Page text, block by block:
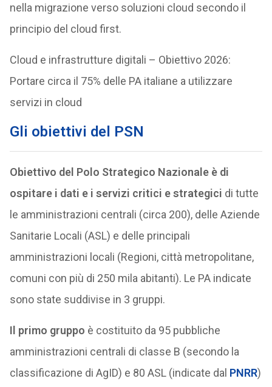
nella migrazione verso soluzioni cloud secondo il
principio del cloud first.
Cloud e infrastrutture digitali – Obiettivo 2026:
Portare circa il 75% delle PA italiane a utilizzare
servizi in cloud
Gli obiettivi del PSN
Obiettivo del Polo Strategico Nazionale è di
ospitare i dati e i servizi critici e strategici di tutte
le amministrazioni centrali (circa 200), delle Aziende
Sanitarie Locali (ASL) e delle principali
amministrazioni locali (Regioni, città metropolitane,
comuni con più di 250 mila abitanti). Le PA indicate
sono state suddivise in 3 gruppi.
Il primo gruppo è costituito da 95 pubbliche
amministrazioni centrali di classe B (secondo la
classificazione di AgID) e 80 ASL (indicate dal PNRR)